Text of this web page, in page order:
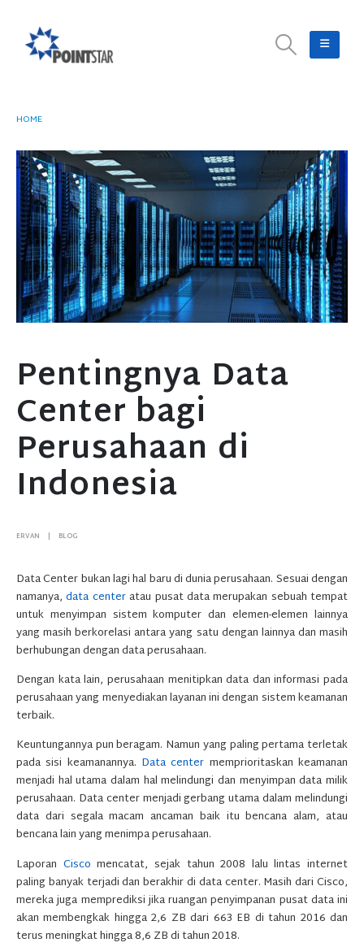
HOME
Pentingnya Data
Center bagi
Perusahaan di
Indonesia
ERVAN BLOG
Data Center bukan lagi hal baru di dunia perusahaan. Sesuai dengan
namanya,data centeratau pusat data merupakan sebuah tempat
untuk menyimpan sistem komputer dan elemen-elemen lainnya
yang masih berkorelasi antara yang satu dengan lainnya dan masih
berhubungan dengan data perusahaan.
Dengan kata lain, perusahaan menitipkan data dan informasi pada
perusahaan yang menyediakan layanan ini dengan sistem keamanan
terbaik.
Keuntungannya pun beragam. Namun yang paling pertama terletak
pada sisi keamanannya. Data center memprioritaskan keamanan
menjadi hal utama dalam hal melindungi dan menyimpan data milik
perusahaan. Data center menjadi gerbang utama dalam melindungi
data dari segala macam ancaman baik itu bencana alam, atau
bencana lain yang menimpa perusahaan.
Laporan Cisco mencatat, sejak tahun 2008 lalu lintas internet
paling banyak terjadi dan berakhir di data center. Masih dari Cisco,
mereka juga memprediksi jika ruangan penyimpanan pusat data ini
akan membengkak hingga 2,6 ZB dari 663 EB di tahun 2016 dan
terus meningkat hingga 8,6 ZB di tahun 2018.